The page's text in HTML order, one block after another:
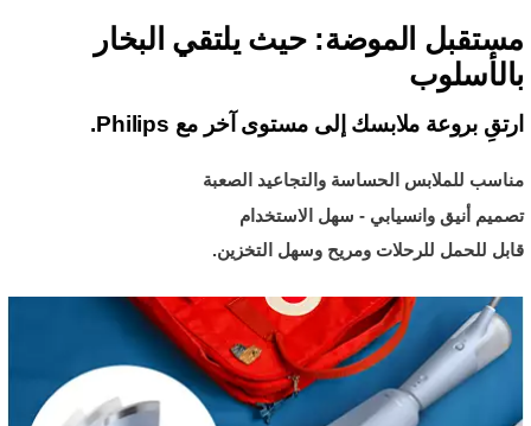
مستقبل الموضة: حيث يلتقي البخار
بالأسلوب
ارتقِ بروعة ملابسك إلى مستوى آخر مع Philips.
مناسب للملابس الحساسة والتجاعيد الصعبة
تصميم أنيق وانسيابي - سهل الاستخدام
قابل للحمل للرحلات ومريح وسهل التخزين.